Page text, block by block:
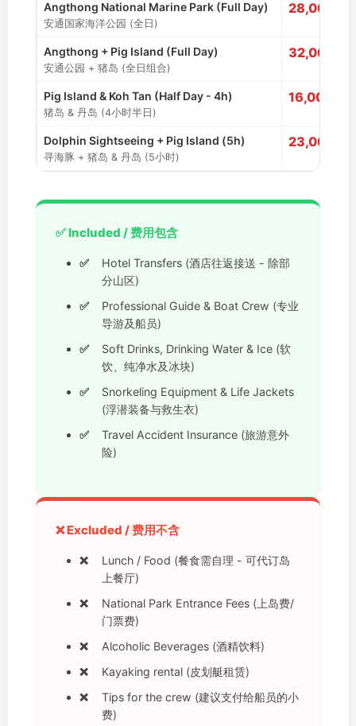
Angthong National Marine Park (Full Day)
安通国家海洋公园 (全日)
28,000
Angthong + Pig Island (Full Day)
安通公园 + 猪岛 (全日组合)
32,000
Pig Island & Koh Tan (Half Day - 4h)
猪岛 & 丹岛 (4小时半日)
16,000
Dolphin Sightseeing + Pig Island (5h)
寻海豚 + 猪岛 & 丹岛 (5小时)
23,000
✅ Included / 费用包含
Hotel Transfers (酒店往返接送 - 除部
分山区)
Professional Guide & Boat Crew (专业
导游及船员)
Soft Drinks, Drinking Water & Ice (软
饮、纯净水及冰块)
Snorkeling Equipment & Life Jackets
(浮潜装备与救生衣)
Travel Accident Insurance (旅游意外
险)
❌ Excluded / 费用不含
Lunch / Food (餐食需自理 - 可代订岛
上餐厅)
National Park Entrance Fees (上岛费/
门票费)
Alcoholic Beverages (酒精饮料)
Kayaking rental (皮划艇租赁)
Tips for the crew (建议支付给船员的小
费)